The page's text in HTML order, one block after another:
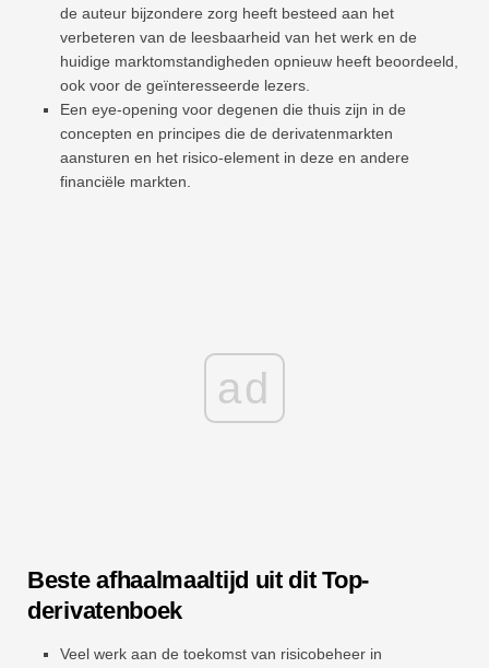
de auteur bijzondere zorg heeft besteed aan het
verbeteren van de leesbaarheid van het werk en de
huidige marktomstandigheden opnieuw heeft beoordeeld,
ook voor de geïnteresseerde lezers.
Een eye-opening voor degenen die thuis zijn in de
concepten en principes die de derivatenmarkten
aansturen en het risico-element in deze en andere
financiële markten.
ad
Beste afhaalmaaltijd uit dit Top-
derivatenboek
Veel werk aan de toekomst van risicobeheer in